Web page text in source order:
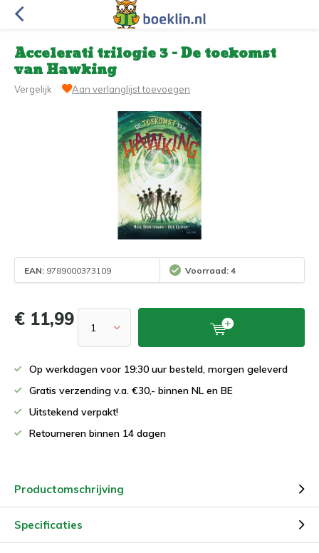
Accelerati trilogie 3 - De toekomst
van Hawking
Vergelijk Aan verlanglijst toevoegen
EAN: 9789000373109 Voorraad: 4
€ 11,99
Op werkdagen voor 19:30 uur besteld, morgen geleverd
Gratis verzending v.a. €30,- binnen NL en BE
Uitstekend verpakt!
Retourneren binnen 14 dagen
Productomschrijving
Specificaties